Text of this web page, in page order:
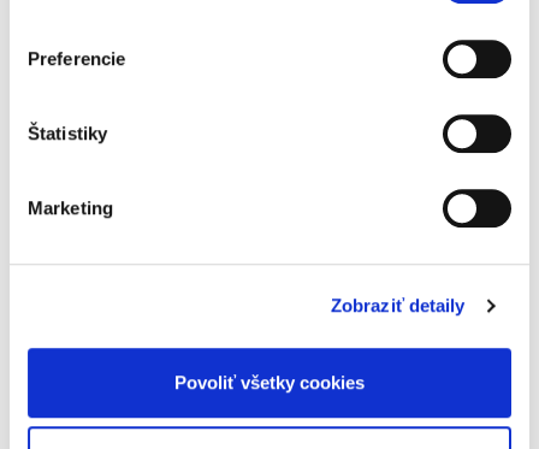
Preferencie
Štatistiky
Marketing
Zobraziť detaily
Povoliť všetky cookies
43,82 €/ks
11,16 €/ks
14,57 €/ks
OSB3 P+D 16,69 €/ks
OSB3 P+D22 x 675 x 2500 21,74 €/ks
OSB3 P+D25 x 675 x 2500 22,54 €/ks